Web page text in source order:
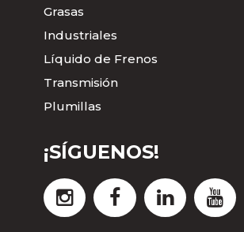
Grasas
Industriales
Líquido de Frenos
Transmisión
Plumillas
¡SÍGUENOS!